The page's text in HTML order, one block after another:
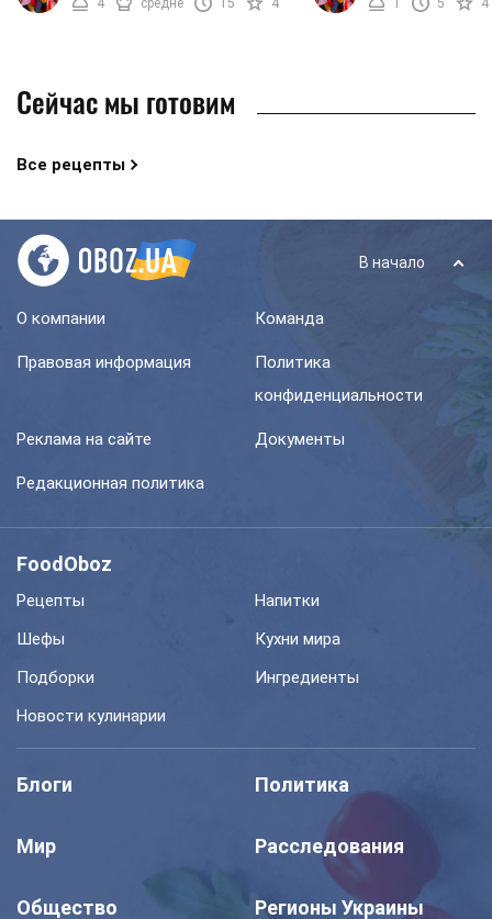
свободного времени ...
4
средне 15 4
поможет вам
1
5 4
Сейчас мы готовим
Все рецепты
В начало
О компании Команда
Правовая информация
Политика
конфиденциальности
Реклама на сайте Документы
Редакционная политика
FoodOboz
Рецепты
Напитки
Шефы
Кухни мира
Подборки
Ингредиенты
Новости кулинарии
Блоги Политика
Мир Расследования
Общество Регионы Украины